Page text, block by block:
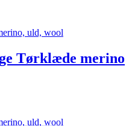
Tørklæde merino